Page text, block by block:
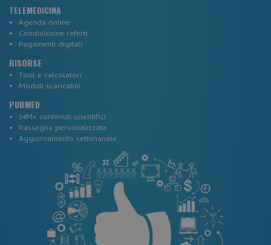
TELEMEDICINA
Agenda online
Condivisione referti
Pagamenti digitali
RISORSE
Tool e calcolatori
Moduli scaricabili
PUBMED
34M+ contenuti scientifici
Rassegna personalizzata
Aggiornamento settimanale
_tteus
SESS7b4e12758570bd0814c4eb60937c293e
_GRECAPTCHA
Google LLC
www.google.com